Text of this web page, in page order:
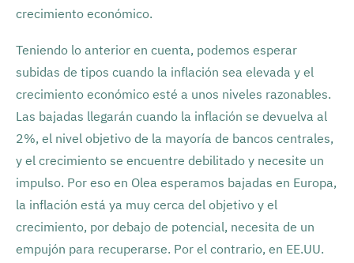
crecimiento económico.
Teniendo lo anterior en cuenta, podemos esperar
subidas de tipos cuando la inflación sea elevada y el
crecimiento económico esté a unos niveles razonables.
Las bajadas llegarán cuando la inflación se devuelva al
2%, el nivel objetivo de la mayoría de bancos centrales,
y el crecimiento se encuentre debilitado y necesite un
impulso. Por eso en Olea esperamos bajadas en Europa,
la inflación está ya muy cerca del objetivo y el
crecimiento, por debajo de potencial, necesita de un
empujón para recuperarse. Por el contrario, en EE.UU.